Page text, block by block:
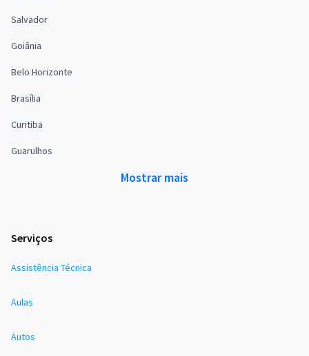
Salvador
Goiânia
Belo Horizonte
Brasília
Curitiba
Guarulhos
Mostrar mais
Serviços
Assistência Técnica
Aulas
Autos